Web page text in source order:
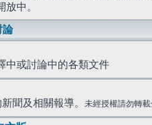
放中。
論
中或討論中的各類文件
聞及相關報導。 未經授權請勿轉